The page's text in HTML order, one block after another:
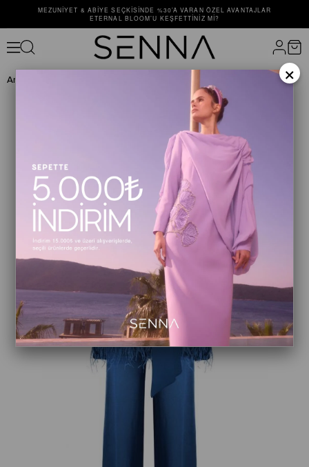
MEZUNIYET & ABIYE SEÇKISINDE %30’A VARAN ÖZEL AVANTAJLAR
ETERNAL BLOOM’U KEŞFETTINIZ MI?
Anasayfa ×